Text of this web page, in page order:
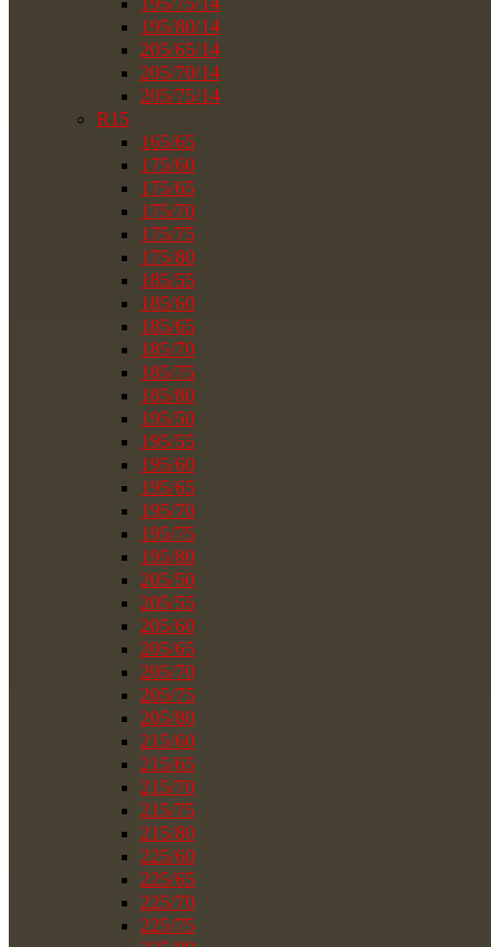
195/80/14
205/65/14
205/70/14
205/75/14
R15
165/65
175/60
175/65
175/70
175/75
175/80
185/55
185/60
185/65
185/70
185/75
185/80
195/50
195/55
195/60
195/65
195/70
195/75
195/80
205/50
205/55
205/60
205/65
205/70
205/75
205/80
215/60
215/65
215/70
215/75
215/80
225/60
225/65
225/70
225/75